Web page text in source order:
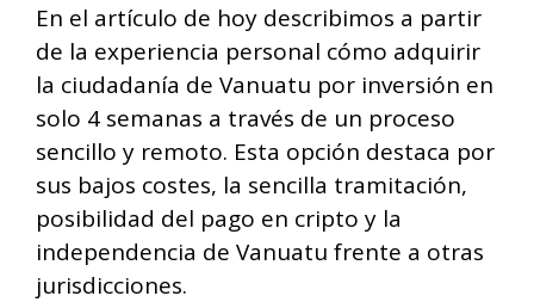
En el artículo de hoy describimos a partir
de la experiencia personal cómo adquirir
la ciudadanía de Vanuatu por inversión en
solo 4 semanas a través de un proceso
sencillo y remoto. Esta opción destaca por
sus bajos costes, la sencilla tramitación,
posibilidad del pago en cripto y la
independencia de Vanuatu frente a otras
jurisdicciones.